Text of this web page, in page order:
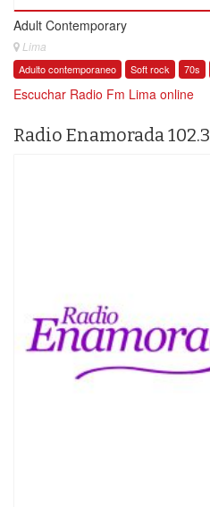
Adult Contemporary
Lima
Adulto contemporaneo Soft rock 70s
Escuchar Radio Fm Lima online
Radio Enamorada 102.3